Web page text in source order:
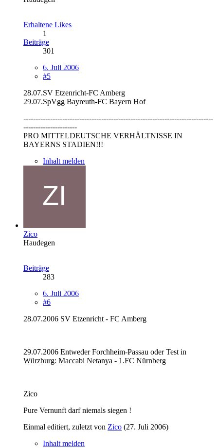
Erhaltene Likes
1
Beiträge
301
6. Juli 2006
#5
28.07.SV Etzenricht-FC Amberg
29.07.SpVgg Bayreuth-FC Bayern Hof
------------------------------------------------------------------------------
----------------------
PRO MITTELDEUTSCHE VERHÄLTNISSE IN
BAYERNS STADIEN!!!
Inhalt melden
Zico
Haudegen
Beiträge
283
6. Juli 2006
#6
28.07.2006 SV Etzenricht - FC Amberg
29.07.2006 Entweder Forchheim-Passau oder Test in
Würzburg: Maccabi Netanya - 1.FC Nürnberg
Zico
Pure Vernunft darf niemals siegen !
Einmal editiert, zuletzt von Zico (27. Juli 2006)
Inhalt melden